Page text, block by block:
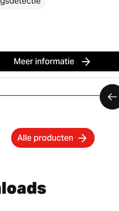
Meer informatie
Alle producten